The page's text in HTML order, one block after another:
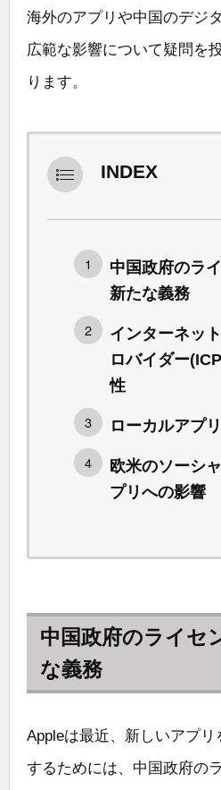
海外のアプリや中国のデジ
広範な影響について疑問を
ります。
INDEX
中国政府のラ
新たな義務
インターネッ
ロバイダー
性
ローカルアプ
欧米のソーシ
プリへの影響
中国政府のライセ
な義務
Appleは最近、新しいアプ
するためには、中国政府の